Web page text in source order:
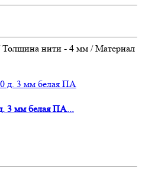
Толщина нити - 4 мм / Материал
3 мм белая ПА...